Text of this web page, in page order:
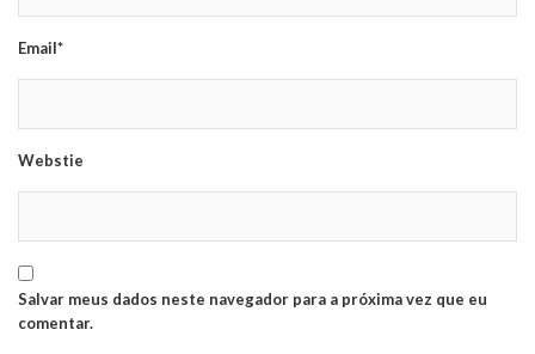
Email*
Webstie
Salvar meus dados neste navegador para a próxima vez que eu
comentar.